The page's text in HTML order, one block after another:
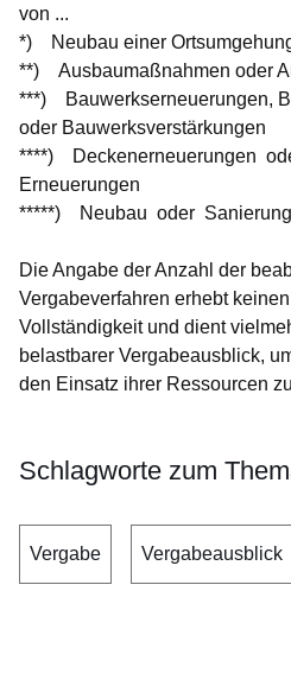
von ...
*) Neubau einer
**) Ausbaumaßnahmen oder
***) Bauwerkserneuerungen,
oder Bauwerksverstärkungen
****) Deckenerneuerungen
Erneuerungen
*****) Neubau oder Sanierung
Die Angabe der Anzahl der
Vergabeverfahren erhebt
Vollständigkeit und dient
belastbarer Vergabeausblick,
den Einsatz ihrer Ressourcen
Schlagworte zum
Vergabe Vergabeausblick